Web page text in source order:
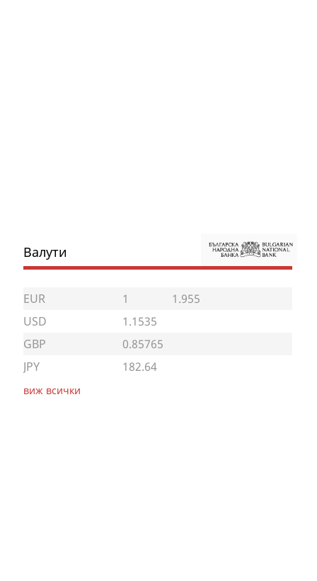
Валути
EUR 1
1.955
USD
1.1535
GBP
0.85765
JPY
182.64
виж всички